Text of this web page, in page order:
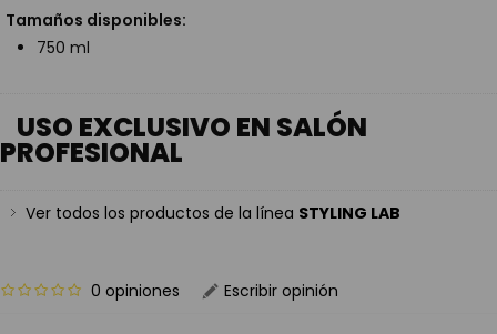
Tamaños disponibles:
750 ml
USO EXCLUSIVO EN SALÓN
PROFESIONAL
Ver todos los productos de la línea STYLING LAB
0 opiniones Escribir opinión